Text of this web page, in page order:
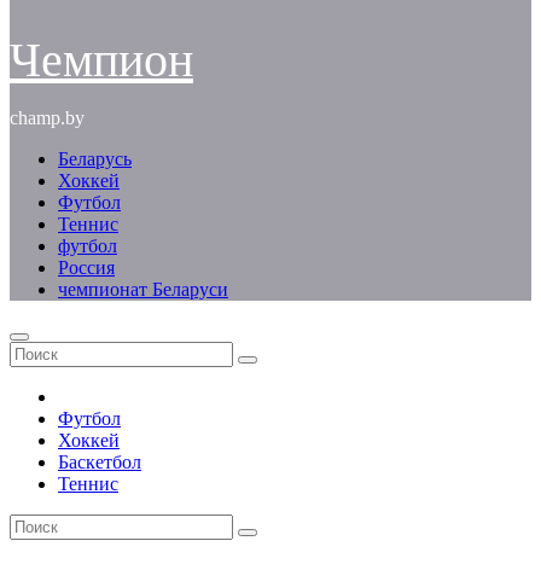
Чемпион
champ.by
Беларусь
Хоккей
Футбол
Теннис
футбол
Россия
чемпионат Беларуси
Футбол
Хоккей
Баскетбол
Теннис